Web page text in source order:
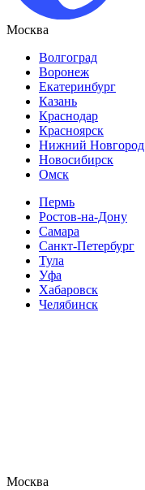
Москва
Волгоград
Воронеж
Екатеринбург
Казань
Краснодар
Красноярск
Нижний Новгород
Новосибирск
Омск
Пермь
Ростов-на-Дону
Самара
Санкт-Петербург
Тула
Уфа
Хабаровск
Челябинск
Москва